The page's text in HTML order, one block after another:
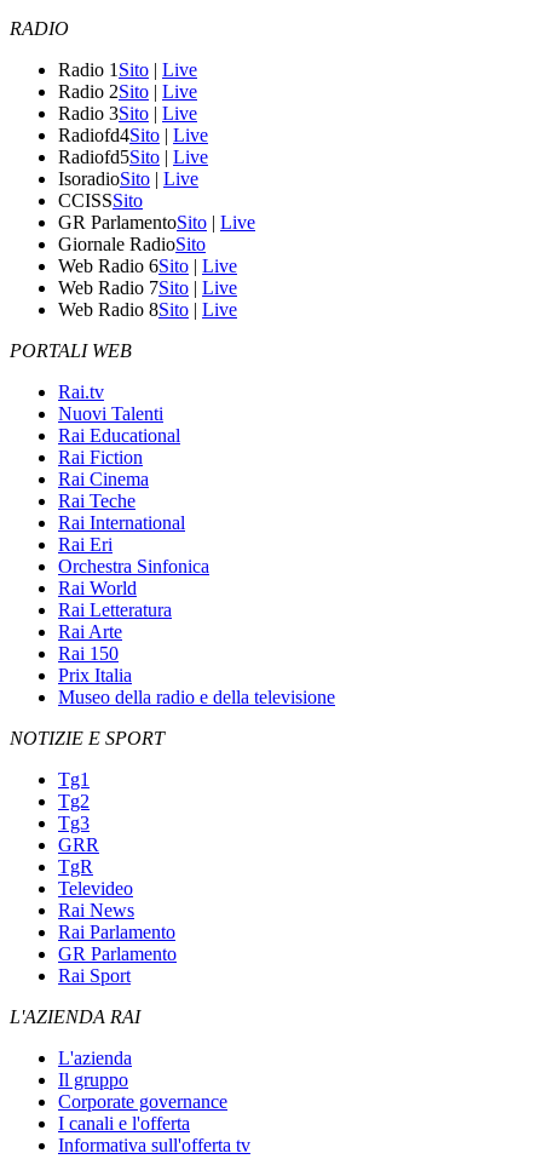
RADIO
Radio 1 Sito | Live
Radio 2Sito | Live
Radio 3Sito | Live
Radiofd4Sito | Live
Radiofd5Sito | Live
IsoradioSito | Live
CCISSSito
GR ParlamentoSito | Live
Giornale RadioSito
Web Radio 6Sito | Live
Web Radio 7Sito | Live
Web Radio 8Sito | Live
PORTALI WEB
Rai.tv
Nuovi Talenti
Rai Educational
Rai Fiction
Rai Cinema
Rai Teche
Rai International
Rai Eri
Orchestra Sinfonica
Rai World
Rai Letteratura
Rai Arte
Rai 150
Prix Italia
Museo della radio e della televisione
NOTIZIE E SPORT
Tg1
Tg2
Tg3
GRR
TgR
Televideo
Rai News
Rai Parlamento
GR Parlamento
Rai Sport
L'AZIENDA RAI
L'azienda
Il gruppo
Corporate governance
I canali e l'offerta
Informativa sull'offerta tv